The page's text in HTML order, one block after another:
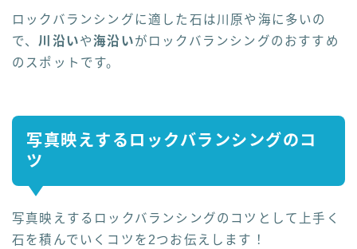
ロックバランシングに適した石は川原や海に多いの
で、川沿いや海沿いがロックバランシングのおすすめ
のスポットです。
写真映えするロックバランシングのコ
ツ
写真映えするロックバランシングのコツとして上手く
石を積んでいくコツを2つお伝えします！